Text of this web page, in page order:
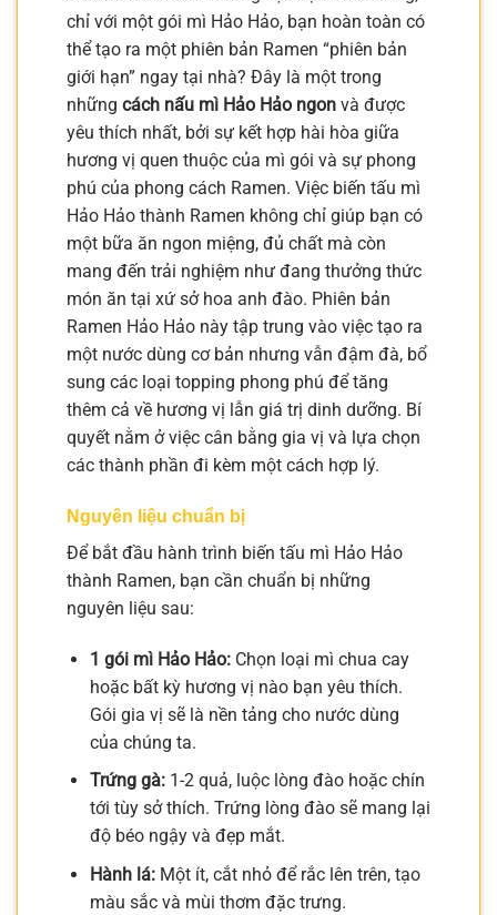
chỉ với một gói mì Hảo Hảo, bạn hoàn toàn có
thể tạo ra một phiên bản Ramen “phiên bản
giới hạn” ngay tại nhà? Đây là một trong
những cách nấu mì Hảo Hảo ngon và được
yêu thích nhất, bởi sự kết hợp hài hòa giữa
hương vị quen thuộc của mì gói và sự phong
phú của phong cách Ramen. Việc biến tấu mì
Hảo Hảo thành Ramen không chỉ giúp bạn có
một bữa ăn ngon miệng, đủ chất mà còn
mang đến trải nghiệm như đang thưởng thức
món ăn tại xứ sở hoa anh đào. Phiên bản
Ramen Hảo Hảo này tập trung vào việc tạo ra
một nước dùng cơ bản nhưng vẫn đậm đà, bổ
sung các loại topping phong phú để tăng
thêm cả về hương vị lẫn giá trị dinh dưỡng. Bí
quyết nằm ở việc cân bằng gia vị và lựa chọn
các thành phần đi kèm một cách hợp lý.
Nguyên liệu chuẩn bị
Để bắt đầu hành trình biến tấu mì Hảo Hảo
thành Ramen, bạn cần chuẩn bị những
nguyên liệu sau:
1 gói mì Hảo Hảo:Chọn loại mì chua cay
hoặc bất kỳ hương vị nào bạn yêu thích.
Gói gia vị sẽ là nền tảng cho nước dùng
của chúng ta.
Trứng gà:1-2 quả, luộc lòng đào hoặc chín
tới tùy sở thích. Trứng lòng đào sẽ mang lại
độ béo ngậy và đẹp mắt.
Hành lá:Một ít, cắt nhỏ để rắc lên trên, tạo
màu sắc và mùi thơm đặc trưng.